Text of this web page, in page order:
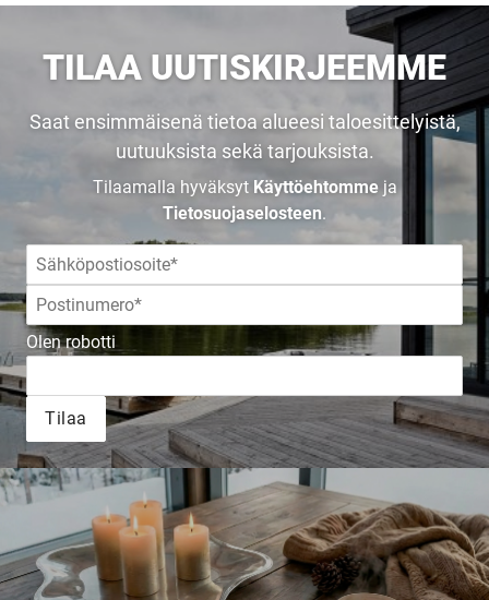
TILAA UUTISKIRJEEMME
Saat ensimmäisenä tietoa alueesi taloesittelyistä,
uutuuksista sekä tarjouksista.
Tilaamalla hyväksyt Käyttöehtommeja
Tietosuojaselosteen.
Olen robotti
Tilaa
UUSI
UNELMISTA
KODIKSI-
TALOKIRJA ON